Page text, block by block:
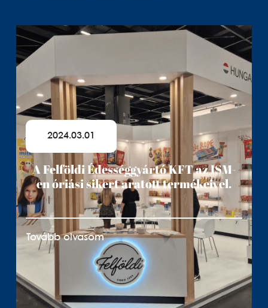
2024.03.01
A Felföldi Édességgyártó KFT az ISM-
en óriási sikert aratott termékeivel.
Tovább olvasom